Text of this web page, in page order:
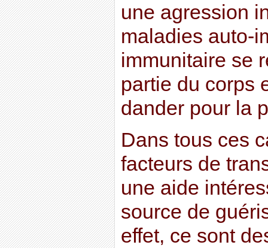
une agression
maladies auto-
immunitaire se
partie du corps
dander pour la
Dans tous ces
facteurs de
une aide
source de
effet, ce sont